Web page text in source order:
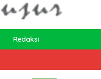
Redaksi